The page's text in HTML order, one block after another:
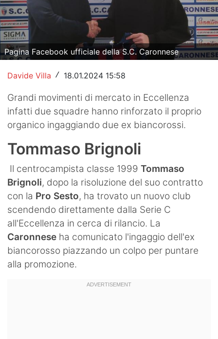
Hockey
Pallanuoto
Pallamano
Altre
News
Turismo
Eventi
Pagina Facebook ufficiale della S.C. Caronnese
Davide Villa / 18.01.2024 15:58
Grandi movimenti di mercato in Eccellenza
infatti due squadre hanno rinforzato il proprio
organico ingaggiando due ex biancorossi.
Tommaso Brignoli
Il centrocampista classe 1999 Tommaso
Brignoli, dopo la risoluzione del suo contratto
con la Pro Sesto, ha trovato un nuovo club
scendendo direttamente dalla Serie C
all'Eccellenza in cerca di rilancio. La
Caronnese ha comunicato l'ingaggio dell'ex
biancorosso piazzando un colpo per puntare
alla promozione.